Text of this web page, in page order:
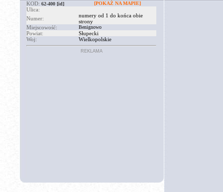
KOD: 62-400 [id] [POKAŻ NA MAPIE]
Ulica:
Numer:
numery od 1 do końca obie
strony
Miejscowość:
Benignowo
Powiat:
Słupecki
Woj:
Wielkopolskie
REKLAMA